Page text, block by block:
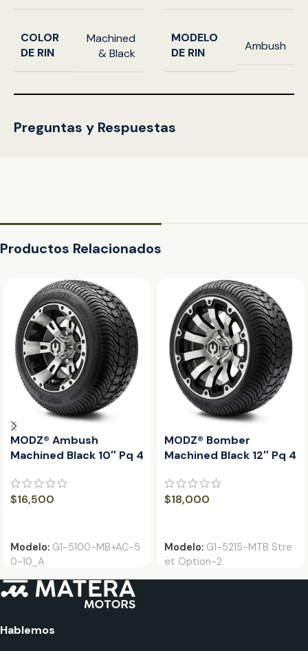
COLOR
DE RIN
Machined
& Black
MODELO
DE RIN
Ambush
Preguntas y Respuestas
Productos Relacionados
MODZ® Ambush
Machined Black 10″ Pq 4
$16,500
Modelo: G1-5100-MB+AC-5
0-10_A
MODZ® Bomber
Machined Black 12″ Pq 4
$18,000
Modelo: G1-5215-MTB Stre
et Option-2
Hablemos